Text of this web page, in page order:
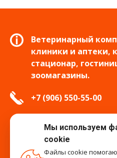
Ветеринарный
клиники и аптеки,
стационар,
зоомагазины.
+7 (906) 550-55-00
info.tver@bars-vet.ru
Мы используем
cookie
Файлы cookie